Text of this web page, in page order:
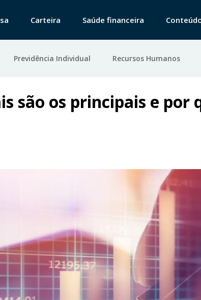
Carteira Saúde financeira
Previdência Individual Recursos Humanos
são os principais e por